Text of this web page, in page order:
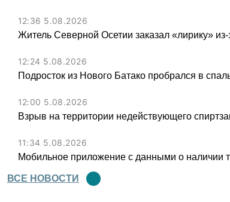
12:36 5.08.2026
Житель Северной Осетии заказал «лирику»
12:24 5.08.2026
Подросток из Нового Батако пробрался в
12:00 5.08.2026
Взрыв на территории недействующего
11:34 5.08.2026
Мобильное приложение с данными о наличии
ВСЕ НОВОСТИ